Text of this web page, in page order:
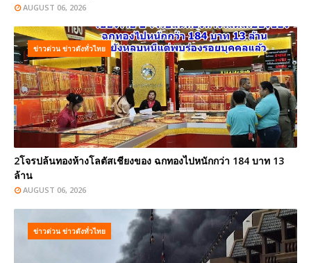
AUGUST 06, 2026
ข่าวด่วน ข่าวดังทั่วไทย
2โจรปล้นทองห้างโลตัสเชียงของ ฉกทองไปหนักกว่า 184 บาท 13
ล้าน
AUGUST 06, 2026
ข่าวด่วน ข่าวดังทั่วไทย